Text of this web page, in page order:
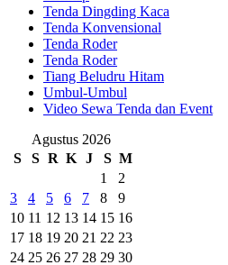
Tenda Dingding Kaca
Tenda Konvensional
Tenda Roder
Tenda Roder
Tiang Beludru Hitam
Umbul-Umbul
Video Sewa Tenda dan Event
Agustus 2026
S
S R K J S M
1
2
3
4 5 6 7 8
9
10 11 12 13 14 15 16
17 18 19 20 21 22 23
24 25 26 27 28 29 30